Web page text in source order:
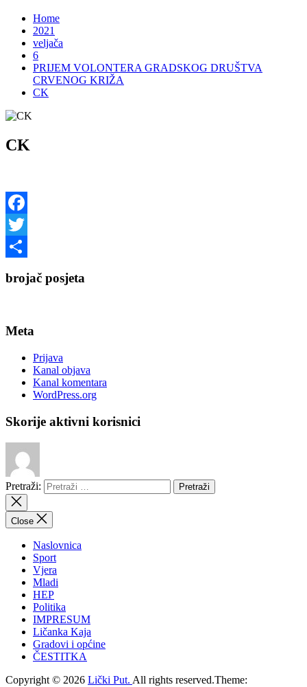
Home
2021
veljača
6
PRIJEM VOLONTERA GRADSKOG DRUŠTVA
CRVENOG KRIŽA
CK
CK
Facebook
Twitter
brojač posjeta
Meta
Prijava
Kanal objava
Kanal komentara
WordPress.org
Skorije aktivni korisnici
Pretraži:
Close
Naslovnica
Sport
Vjera
Mladi
HEP
Politika
IMPRESUM
Ličanka Kaja
Gradovi i općine
ČESTITKA
Copyright © 2026 Lički Put. All rights reserved.Theme: